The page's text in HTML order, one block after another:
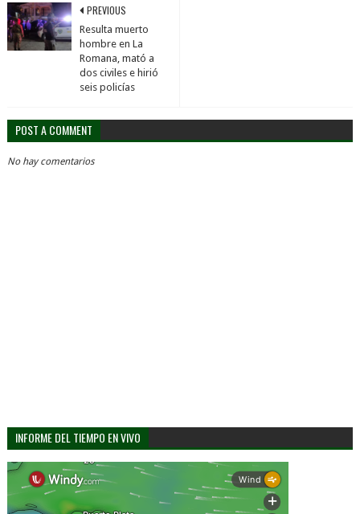
PREVIOUS
Resulta muerto
hombre en La
Romana, mató a
dos civiles e hirió
seis policías
POST A COMMENT
No hay comentarios
INFORME DEL TIEMPO EN VIVO